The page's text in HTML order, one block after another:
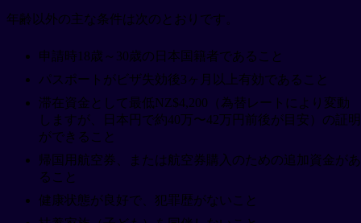
年齢以外の主な条件は次のとおりです。
申請時18歳～30歳の日本国籍者であること
パスポートがビザ失効後3ヶ月以上有効であること
滞在資金として最低NZ$4,200（為替レートにより変動
しますが、日本円で約40万〜42万円前後が目安）の証明
ができること
帰国用航空券、または航空券購入のための追加資金があ
ること
健康状態が良好で、犯罪歴がないこと